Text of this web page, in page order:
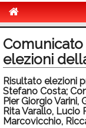
Politica
Sport
Eventi
Info Utili
elezioni
Risultato elezioni
Stefano Costa;
Pier Giorgio Varini,
Rita Varallo, Lucio
Marcovicchio,